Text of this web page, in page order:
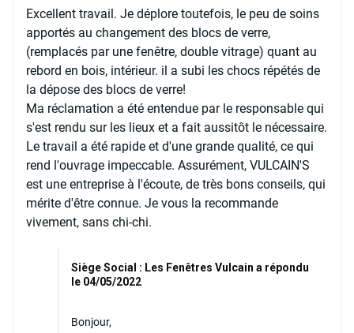
Excellent travail. Je déplore toutefois, le peu de soins
apportés au changement des blocs de verre,
(remplacés par une fenêtre, double vitrage) quant au
rebord en bois, intérieur. il a subi les chocs répétés de
la dépose des blocs de verre!
Ma réclamation a été entendue par le responsable qui
s'est rendu sur les lieux et a fait aussitôt le nécessaire.
Le travail a été rapide et d'une grande qualité, ce qui
rend l'ouvrage impeccable. Assurément, VULCAIN'S
est une entreprise à l'écoute, de très bons conseils, qui
mérite d'être connue. Je vous la recommande
vivement, sans chi-chi.
Siège Social : Les Fenêtres Vulcain a répondu
le 04/05/2022
Bonjour,